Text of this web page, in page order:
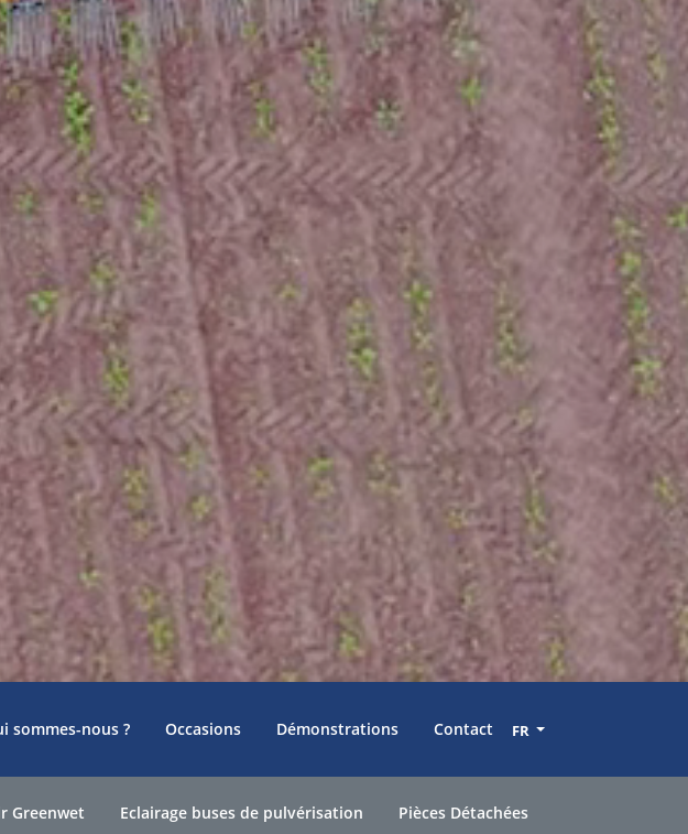
sommes-nous ? Occasions Démonstrations Contact FR
Greenwet Eclairage buses de pulvérisation Pièces Détachées